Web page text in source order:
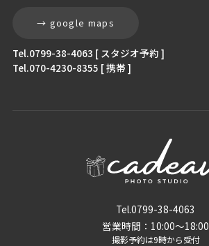
→ google maps
Tel.0799-38-4063 [ スタジオ予約 ]
Tel.070-4230-8355 [ 携帯 ]
Tel.0799-38-4063
営業時間：10:00〜18:00
撮影予約は9時から受付